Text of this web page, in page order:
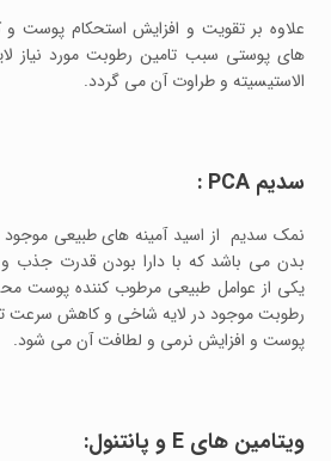
علاوه بر تقویت و افزایش استحکام
های پوستی سبب تامین رطوبت مورد نیاز
الاستیسیته و طراوت آن می گردد.
سدیم PCA :
نمک سدیم از اسید آمینه های طبیعی موجود
بدن می باشد که با دارا بودن قدرت جذب و
یکی از عوامل طبیعی مرطوب کننده پوست
رطوبت موجود در لایه شاخی و کاهش سرعت
پوست و افزایش نرمی و لطافت آن می شود.
ویتامین های E و پانتنول: